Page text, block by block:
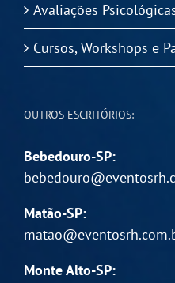
Avaliações
Cursos, Workshops e
OUTROS ESCRITÓRIOS:
Bebedouro-SP:
Matão-SP:
Monte Alto-SP: